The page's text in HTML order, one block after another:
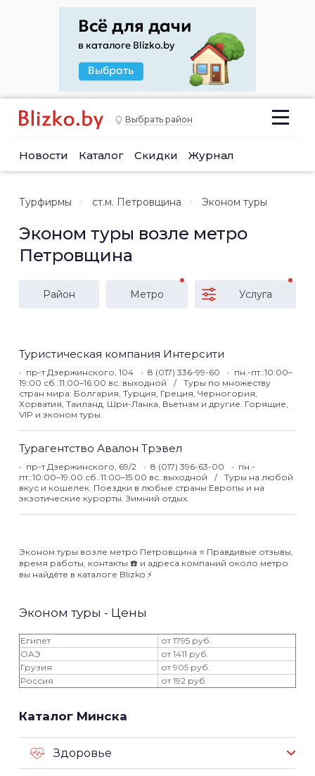
Выбрать район
Новости Каталог Скидки Журнал
Турфирмы ст.м. Петровщина Эконом туры
Эконом туры возле метро
Петровщина
Район Метро Услуга
Туристическая компания Интерсити
пр-т Дзержинского, 104 8 (017) 336-99-60
пн.-пт.:10:00–
19:00 сб.:11:00–16:00 вс.:выходной
Туры по множеству
стран мира: Болгария, Турция, Греция, Черногория,
Хорватия, Таиланд, Шри-Ланка, Вьетнам и другие. Горящие,
VIP и эконом туры.
Турагентство Авалон Трэвел
пр-т Дзержинского, 69/2 8 (017) 396-63-00
пн.-
пт.:10:00–19:00 сб.:11:00–15:00 вс.:выходной
Туры на любой
вкус и кошелек. Поездки в любые страны Европы и на
экзотические курорты. Зимний отдых.
Эконом туры возле метро Петровщина ⭐️ Правдивые отзывы,
время работы, контакты ☎️ и адреса компаний около метро
вы найдёте в каталоге Blizko ⚡️
Эконом туры - Цены
Египет
от 1795 руб.
ОАЭ
от 1411 руб.
Грузия
от 905 руб.
Россия
от 192 руб.
Каталог Минска
Здоровье